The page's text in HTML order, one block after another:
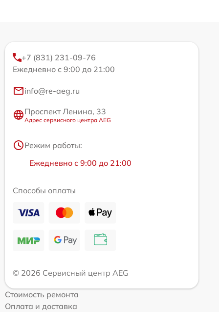
+7 (831) 231-09-76
Ежедневно с 9:00 до 21:00
info@re-aeg.ru
Проспект Ленина, 33
Адрес сервисного центра AEG
Режим работы:
Ежедневно с 9:00 до 21:00
Способы оплаты
© 2026 Сервисный центр AEG
Стоимость ремонта
Оплата и доставка